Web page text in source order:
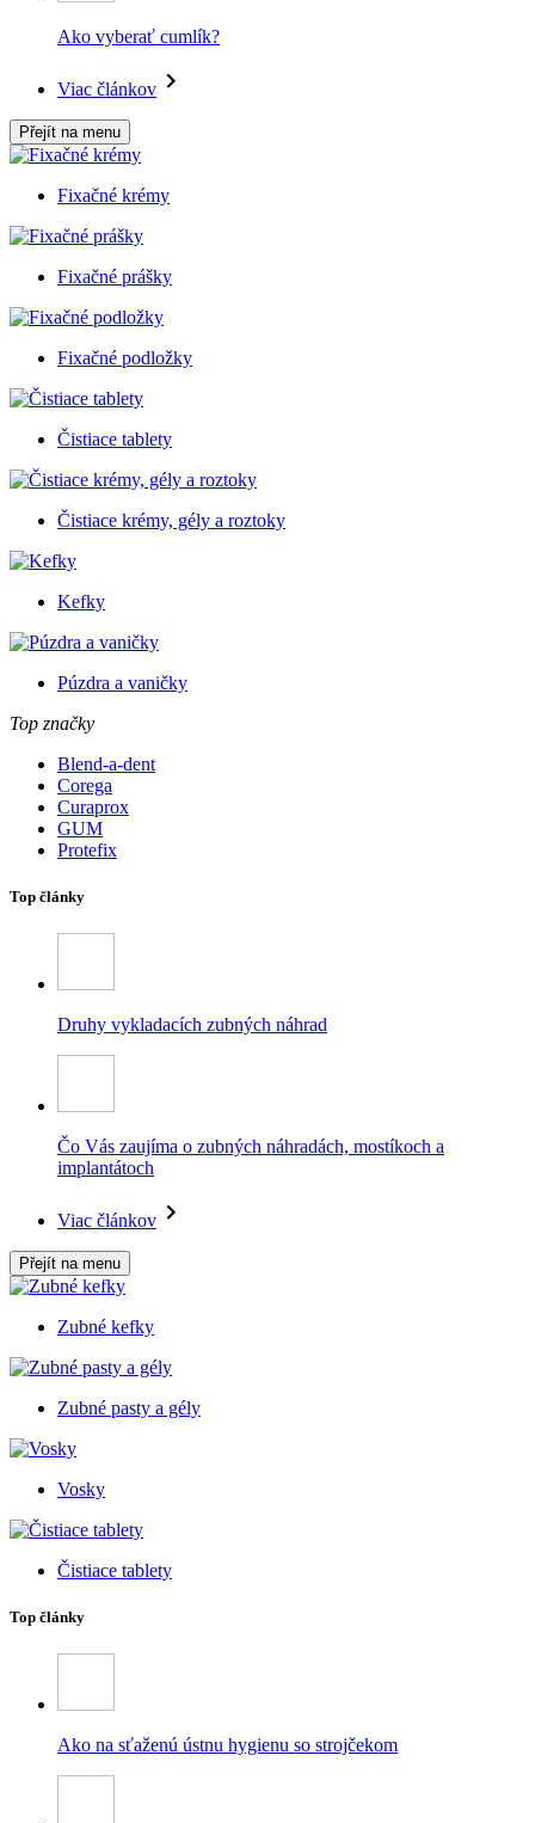
Ako vyberať cumlík?
Viac článkov
Přejít na menu
Fixačné krémy
Fixačné prášky
Fixačné podložky
Čistiace tablety
Čistiace krémy, gély a roztoky
Kefky
Púzdra a vaničky
Top značky
Blend-a-dent
Corega
Curaprox
GUM
Protefix
Top články
Druhy vykladacích zubných náhrad
Čo Vás zaujíma o zubných náhradách, mostíkoch a
implantátoch
Viac článkov
Přejít na menu
Zubné kefky
Zubné pasty a gély
Vosky
Čistiace tablety
Top články
Ako na sťaženú ústnu hygienu so strojčekom